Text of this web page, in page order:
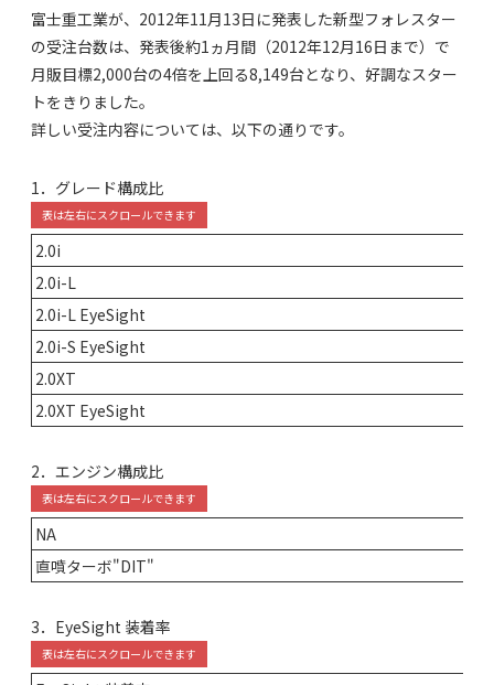
富士重工業が、2012年11月13日に発表した新型フォレスター
の受注台数は、発表後約1ヵ月間（2012年12月16日まで）で
月販目標2,000台の4倍を上回る8,149台となり、好調なスター
トをきりました。
詳しい受注内容については、以下の通りです。
1．グレード構成比
2.0i
2.0i-L
2.0i-L EyeSight
2.0i-S EyeSight
2.0XT
2.0XT EyeSight
2．エンジン構成比
NA
直噴ターボ"DIT"
3．EyeSight 装着率